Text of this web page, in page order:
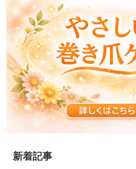
新着記事